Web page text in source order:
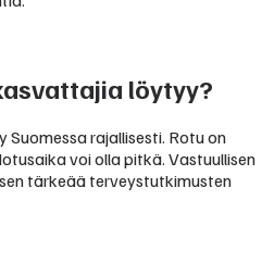
löytyy?
Suomessa rajallisesti. Rotu on
voi olla pitkä. Vastuullisen
tärkeää terveystutkimusten